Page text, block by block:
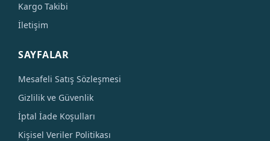
Kargo Takibi
İletişim
SAYFALAR
Mesafeli Satış Sözleşmesi
Gizlilik ve Güvenlik
İptal İade Koşulları
Kişisel Veriler Politikası